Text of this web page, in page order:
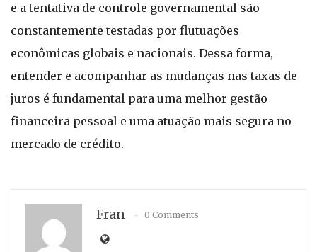
e a tentativa de controle governamental são
constantemente testadas por flutuações
econômicas globais e nacionais. Dessa forma,
entender e acompanhar as mudanças nas taxas de
juros é fundamental para uma melhor gestão
financeira pessoal e uma atuação mais segura no
mercado de crédito.
Fran 0 Comments